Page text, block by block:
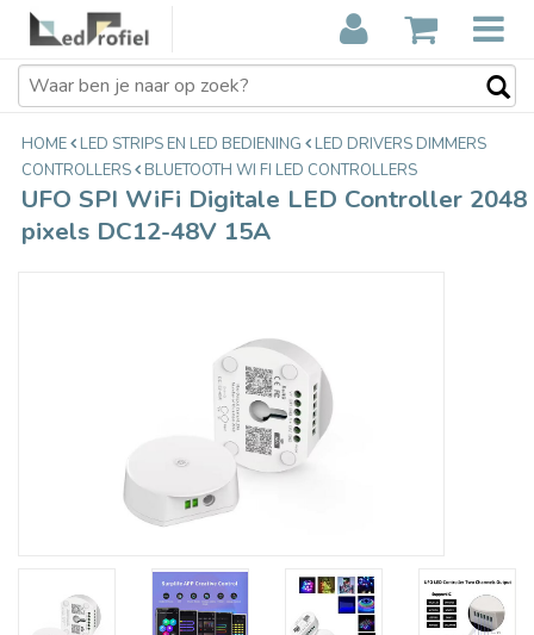
UFO SPI WiFi Digitale LED Controller
2048 pixels DC12-48V 15A
€44,95
HOME LED STRIPS EN LED BEDIENING
LED DRIVERS DIMMERS
CONTROLLERS
BLUETOOTH WI FI LED CONTROLLERS
UFO SPI WiFi Digitale LED Controller 2048
pixels DC12-48V 15A